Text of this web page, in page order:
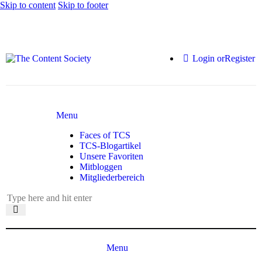
Skip to content Skip to footer
Login orRegister
Menu
Faces of TCS
TCS-Blogartikel
Unsere Favoriten
Mitbloggen
Mitgliederbereich
Menu